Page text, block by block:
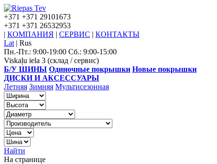
+371 +371 29101673
+371 +371 26532953
| КОМПАНИЯ | СЕРВИС | КОНТАКТЫ
Lat | Rus
Пн.-Пт.: 9:00-19:00 Сб.: 9:00-15:00
Viskaļu iela 3 (склад / сервис)
Б/У ШИНЫ Одиночные покрышки Новые покрышки
ДИСКИ И АКСЕССУАРЫ
Летняя Зимняя Мультисезонная
Найти
На странице